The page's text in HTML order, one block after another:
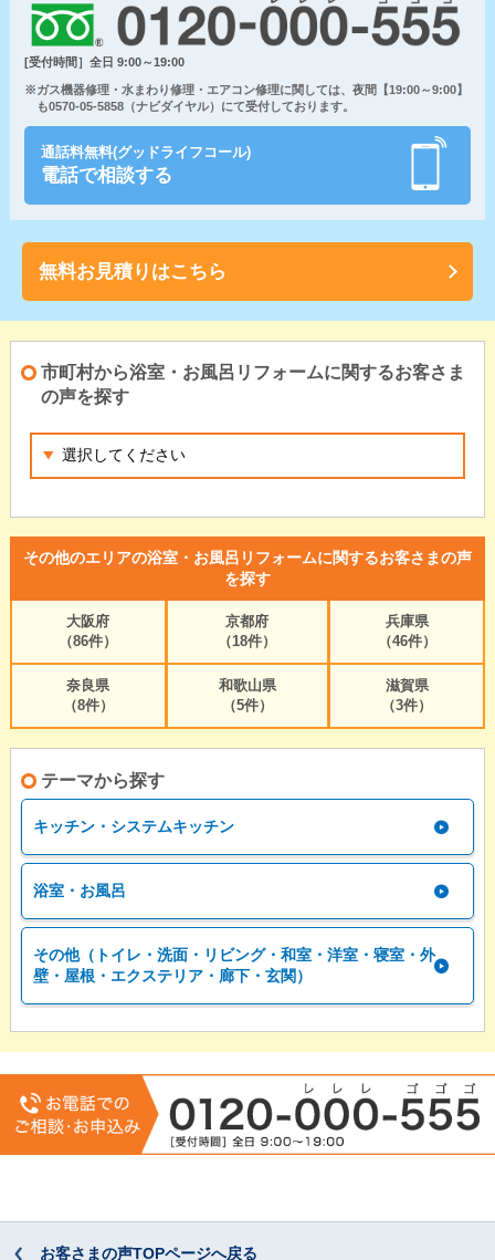
[受付時間］全日 9:00～19:00
※ガス機器修理・水まわり修理・エアコン修理に関しては、夜間【19:00～9:00】
も0570-05-5858（ナビダイヤル）にて受付しております。
通話料無料(グッドライフコール)
電話で相談する
無料お見積りはこちら
市町村から浴室・お風呂リフォームに関するお客さま
の声を探す
その他のエリアの浴室・お風呂リフォームに関するお客さまの声
を探す
大阪府
（86件）
京都府
（18件）
兵庫県
（46件）
奈良県
（8件）
和歌山県
（5件）
滋賀県
（3件）
テーマから探す
キッチン・システムキッチン
浴室・お風呂
その他（トイレ・洗面・リビング・和室・洋室・寝室・外
壁・屋根・エクステリア・廊下・玄関）
お客さまの声TOPページへ戻る